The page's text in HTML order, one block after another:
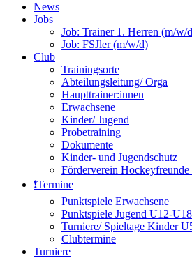
News
Jobs
Job: Trainer 1. Herren (m/w/
Job: FSJler (m/w/d)
Club
Trainingsorte
Abteilungsleitung/ Orga
Haupttrainer:innen
Erwachsene
Kinder/ Jugend
Probetraining
Dokumente
Kinder- und Jugendschutz
Förderverein Hockeyfreunde
❗️Termine
Punktspiele Erwachsene
Punktspiele Jugend U12-U18
Turniere/ Spieltage Kinder
Clubtermine
Turniere